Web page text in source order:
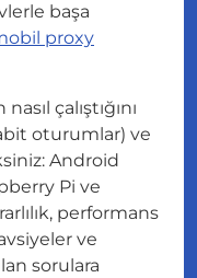
başa
proxy
çalıştığını
oturumlar) ve
Android
Pi ve
performans
ve
sorulara